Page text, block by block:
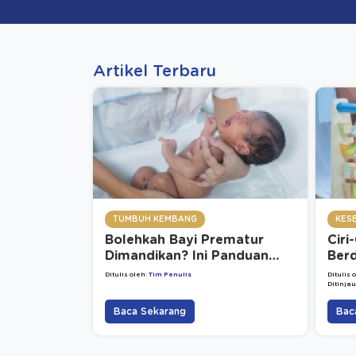
Artikel Terbaru
TUMBUH KEMBANG
Bolehkah Bayi Prematur
Dimandikan? Ini Panduan
Aman untuk Orang Tua
Ditulis oleh: Tim Penulis
Baca Sekarang
Ditulis